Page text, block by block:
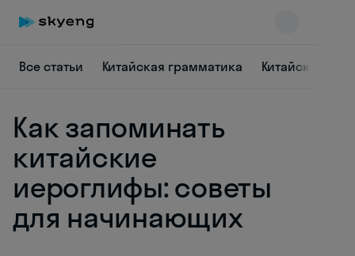
Все статьи Китайская грамматика Китайская
Как запоминать
китайские
иероглифы: советы
для начинающих
Skyeng Chat
online